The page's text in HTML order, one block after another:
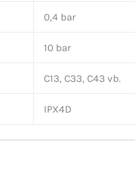
0,4 bar
10 bar
C13, C33, C43 vb.
IPX4D